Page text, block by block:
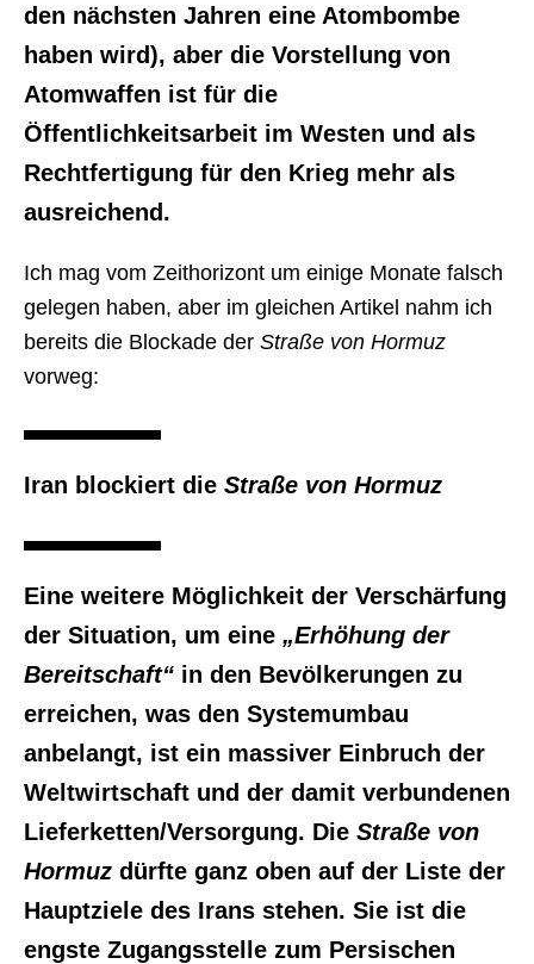
den nächsten Jahren eine Atombombe
haben wird), aber die Vorstellung von
Atomwaffen ist für die
Öffentlichkeitsarbeit im Westen und als
Rechtfertigung für den Krieg mehr als
ausreichend.
Ich mag vom Zeithorizont um einige Monate falsch
gelegen haben, aber im gleichen Artikel nahm ich
bereits die Blockade der Straße von Hormuz
vorweg:
Iran blockiert die Straße von Hormuz
Eine weitere Möglichkeit der Verschärfung
der Situation, um eine „Erhöhung der
Bereitschaft“ in den Bevölkerungen zu
erreichen, was den Systemumbau
anbelangt, ist ein massiver Einbruch der
Weltwirtschaft und der damit verbundenen
Lieferketten/Versorgung. Die Straße von
Hormuz dürfte ganz oben auf der Liste der
Hauptziele des Irans stehen. Sie ist die
engste Zugangsstelle zum Persischen